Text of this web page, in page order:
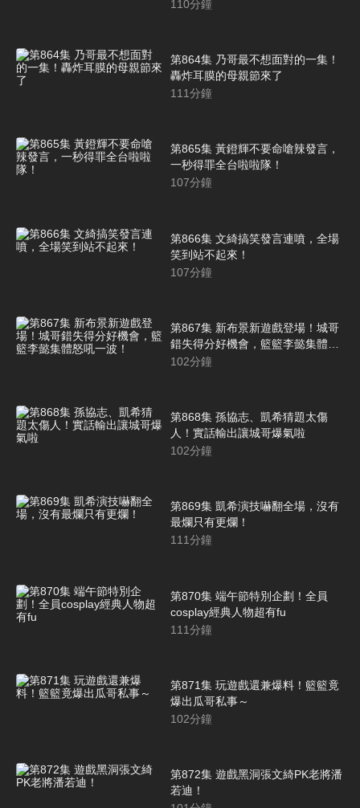
110分鐘
第864集 乃哥最不想面對的一集！
轟炸耳膜的母親節來了
111分鐘
第865集 黃鐙輝不要命嗆辣發言，
一秒得罪全台啦啦隊！
107分鐘
第866集 文綺搞笑發言連噴，全場
笑到站不起來！
107分鐘
第867集 新布景新遊戲登場！城哥
錯失得分好機會，籃籃李懿集體怒
吼一波！
102分鐘
第868集 孫協志、凱希猜題太傷
人！實話輸出讓城哥爆氣啦
102分鐘
第869集 凱希演技嚇翻全場，沒有
最爛只有更爛！
111分鐘
第870集 端午節特別企劃！全員
cosplay經典人物超有fu
111分鐘
第871集 玩遊戲還兼爆料！籃籃竟
爆出瓜哥私事～
102分鐘
第872集 遊戲黑洞張文綺PK老將潘
若迪！